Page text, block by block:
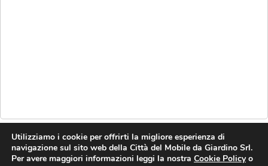
Invia
Utilizziamo i cookie per offrirti la migliore esperienza di
navigazione sul sito web della Città del Mobile da Giardino Srl.
Per avere maggiori informazioni leggi la nostra Cookie Policyo